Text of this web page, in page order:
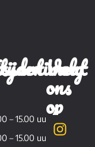
– 15.00 uur
– 15.00 uur
Volg
ons
op